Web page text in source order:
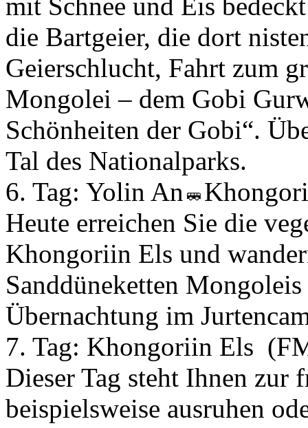
mit Schnee und Eis
die Bartgeier, die dort
Geierschlucht, Fahrt zum
Mongolei – dem Gobi
Schönheiten der Gobi“.
Tal des Nationalparks.
6. Tag: Yolin An
Heute erreichen Sie die
Khongoriin Els und
Sanddüneketten
Übernachtung im
7. Tag: Khongoriin Els
Dieser Tag steht Ihnen zur
beispielsweise ausruhen